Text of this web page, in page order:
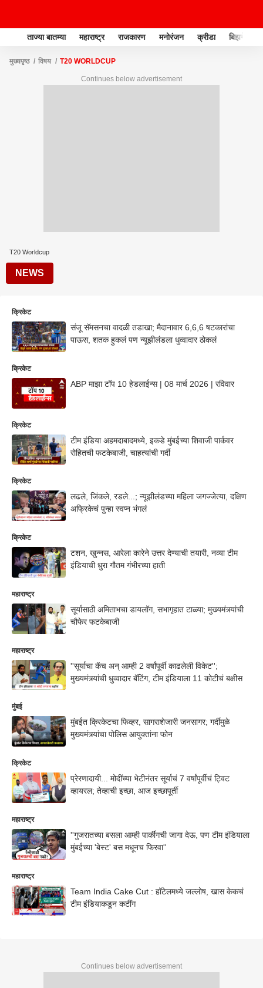
ताज्या बातम्या महाराष्ट्र राजकारण मनोरंजन क्रीडा बिझनेस
मुख्यपृष्ठ विषय T20 WORLDCUP
Continues below advertisement
T20 Worldcup
NEWS
क्रिकेट
संजू सॅमसनचा वादळी तडाखा; मैदानावार 6,6,6 षटकारांचा
पाऊस, शतक हुकलं पण न्यूझीलंडला धुव्वादार ठोकलं
क्रिकेट
ABP माझा टॉप 10 हेडलाईन्स | 08 मार्च 2026 | रविवार
क्रिकेट
टीम इंडिया अहमदाबादमध्ये, इकडे मुंबईच्या शिवाजी पार्कवर
रोहितची फटकेबाजी, चाहत्यांची गर्दी
क्रिकेट
लढले, जिंकले, रडले...; न्यूझीलंडच्या महिला जगज्जेत्या, दक्षिण
अफ्रिकेचं पुन्हा स्वप्न भंगलं
क्रिकेट
टशन, खुन्नस, आरेला कारेने उत्तर देण्याची तयारी, नव्या टीम
इंडियाची धुरा गौतम गंभीरच्या हाती
महाराष्ट्र
सूर्यासाठी अमिताभचा डायलॉग, सभागृहात टाळ्या; मुख्यमंत्र्‍यांची
चौफेर फटकेबाजी
महाराष्ट्र
''सूर्याचा कॅच अन् आम्ही 2 वर्षांपूर्वी काढलेली विकेट'';
मुख्यमंत्र्‍यांची धुव्वादार बॅटिंग, टीम इंडियाला 11 कोटीचं बक्षीस
मुंबई
मुंबईत क्रिकेटचा फिव्हर, सागराशेजारी जनसागर; गर्दीमुळे
मुख्यमंत्र्यांचा पोलिस आयुक्तांना फोन
क्रिकेट
प्रेरणादायी... मोदींच्या भेटीनंतर सूर्याचं 7 वर्षांपूर्वीचं ट्विट
व्हायरल; तेव्हाची इच्छा, आज इच्छापूर्ती
महाराष्ट्र
''गुजरातच्या बसला आम्ही पार्कींगची जागा देऊ, पण टीम इंडियाला
मुंबईच्या 'बेस्ट' बस मधूनच फिरवा''
महाराष्ट्र
Team India Cake Cut : हॉटेलमध्ये जल्लोष, खास केकचं
टीम इंडियाकडून कटींग
Continues below advertisement